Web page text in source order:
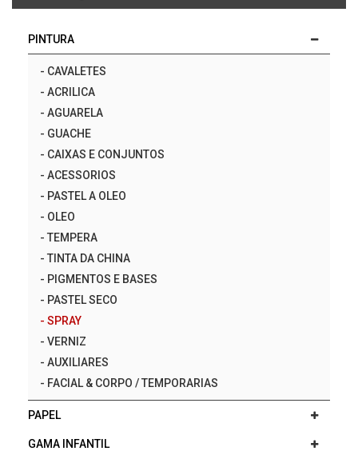
PINTURA
- CAVALETES
- ACRILICA
- AGUARELA
- GUACHE
- CAIXAS E CONJUNTOS
- ACESSORIOS
- PASTEL A OLEO
- OLEO
- TEMPERA
- TINTA DA CHINA
- PIGMENTOS E BASES
- PASTEL SECO
- SPRAY
- VERNIZ
- AUXILIARES
- FACIAL & CORPO / TEMPORARIAS
PAPEL
GAMA INFANTIL